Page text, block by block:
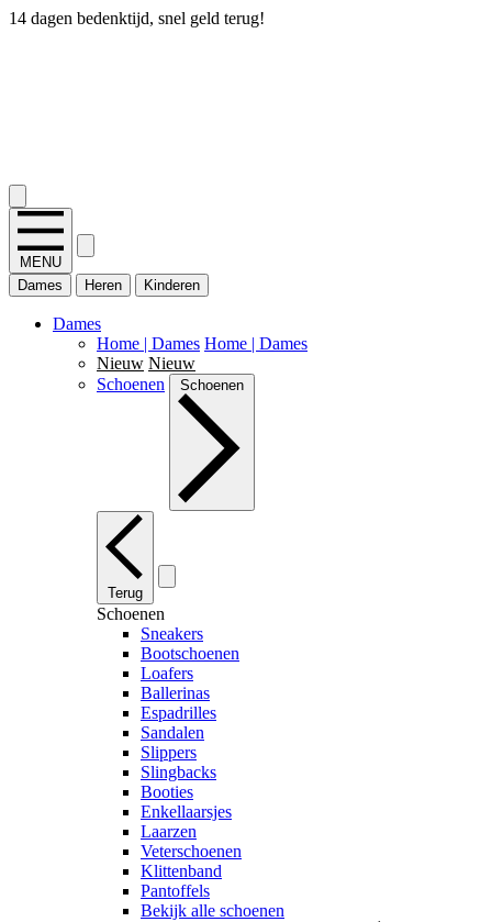
14 dagen bedenktijd, snel geld terug!
MENU
Dames
Heren Kinderen
Dames
Home | Dames Home | Dames
Nieuw Nieuw
Schoenen
Schoenen
Terug
Schoenen
Sneakers
Bootschoenen
Loafers
Ballerinas
Espadrilles
Sandalen
Slippers
Slingbacks
Booties
Enkellaarsjes
Laarzen
Veterschoenen
Klittenband
Pantoffels
Bekijk alle schoenen